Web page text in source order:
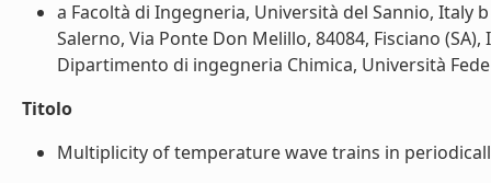
a Facoltà di Ingegneria, Università del Sannio,
Salerno, Via Ponte Don Melillo, 84084, Fisciano
Dipartimento di ingegneria Chimica, Università
Titolo
Multiplicity of temperature wave trains in